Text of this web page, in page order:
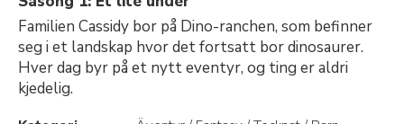
Familien Cassidy bor på Dino-ranchen, som befinner
seg i et landskap hvor det fortsatt bor dinosaurer.
Hver dag byr på et nytt eventyr, og ting er aldri
kjedelig.